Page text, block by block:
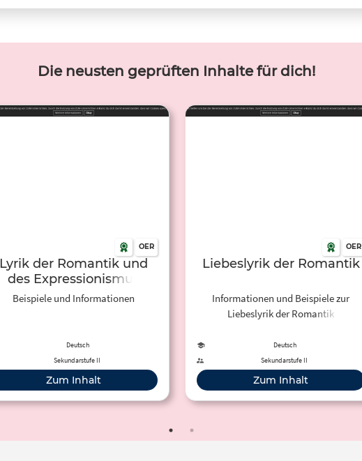
Die neusten geprüften Inhalte für dich!
OER
Lyrik der Romantik und
des Expressionismus
Beispiele und Informationen
Deutsch
Sekundarstufe II
Zum Inhalt
OER
Liebeslyrik der Romantik
Informationen und Beispiele zur
Liebeslyrik der Romantik
Deutsch
Sekundarstufe II
Zum Inhalt